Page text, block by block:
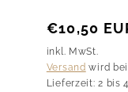
Normaler
Preis
€10,50
inkl. MwSt.
Versand wird
Lieferzeit: 2 bis